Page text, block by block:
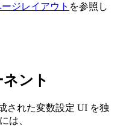
ジレイアウト を参照し
ント
された変数設定 UI を独
は、